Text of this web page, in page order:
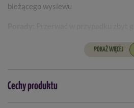
bieżącego wysiewu
POKAŻ WIĘCEJ
Cechy produktu